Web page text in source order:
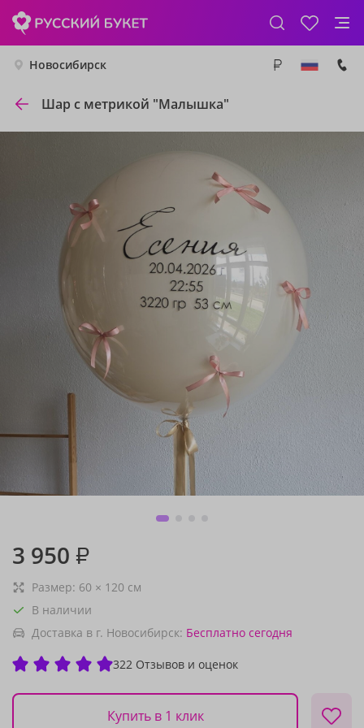
Новосибирск
Шар с метрикой "Малышка"
3 950 ₽
Размер: 60 × 120 см
В наличии
Доставка в г. Новосибирск: Бесплатно сегодня
322 Отзывов и оценок
Купить в 1 клик